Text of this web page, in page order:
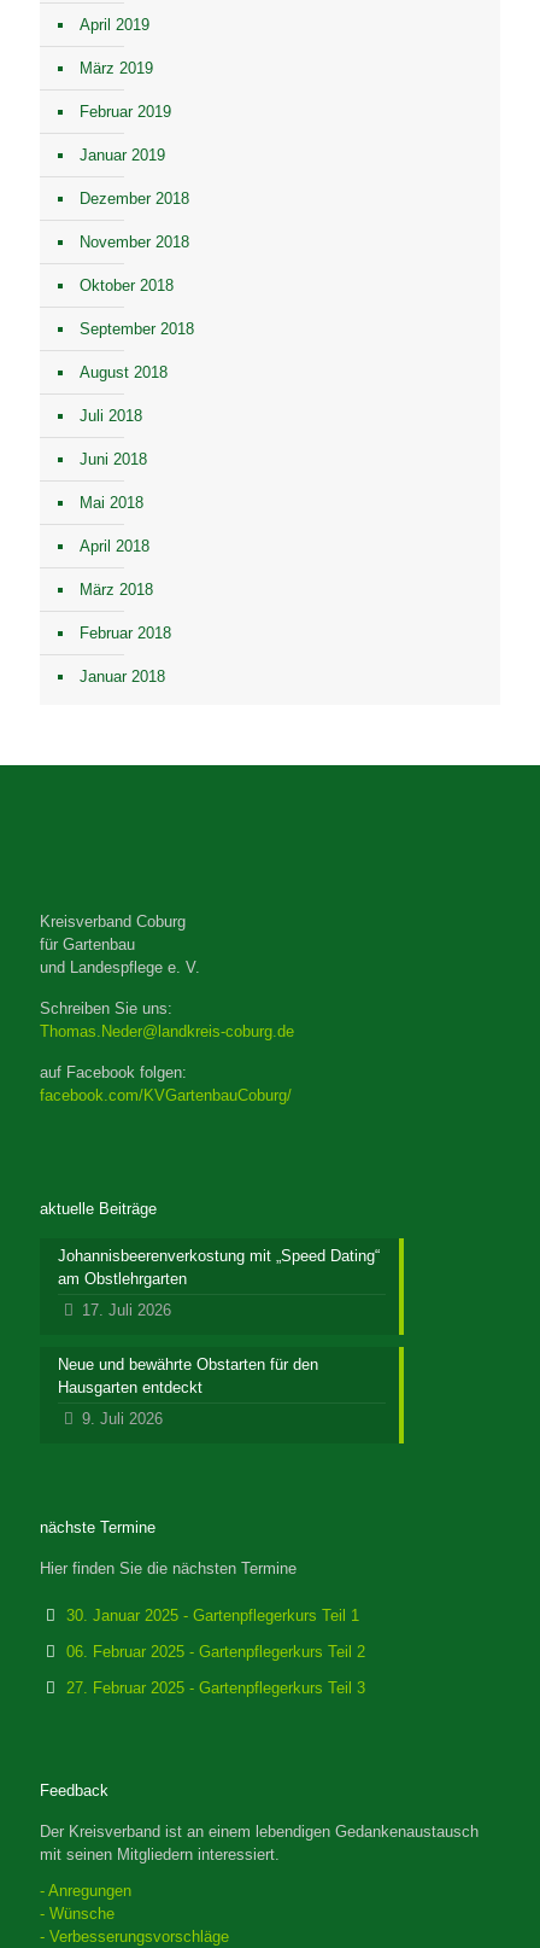
April 2019
März 2019
Februar 2019
Januar 2019
Dezember 2018
November 2018
Oktober 2018
September 2018
August 2018
Juli 2018
Juni 2018
Mai 2018
April 2018
März 2018
Februar 2018
Januar 2018
Kreisverband Coburg
für Gartenbau
und Landespflege e. V.
Schreiben Sie uns:
Thomas.Neder@landkreis-coburg.de
auf Facebook folgen:
facebook.com/KVGartenbauCoburg/
aktuelle Beiträge
Johannisbeerenverkostung mit „Speed Dating“
am Obstlehrgarten
17. Juli 2026
Neue und bewährte Obstarten für den
Hausgarten entdeckt
9. Juli 2026
nächste Termine
Hier finden Sie die nächsten Termine
30. Januar 2025 - Gartenpflegerkurs Teil 1
06. Februar 2025 - Gartenpflegerkurs Teil 2
27. Februar 2025 - Gartenpflegerkurs Teil 3
Feedback
Der Kreisverband ist an einem lebendigen Gedankenaustausch
mit seinen Mitgliedern interessiert.
- Anregungen
- Wünsche
- Verbesserungsvorschläge